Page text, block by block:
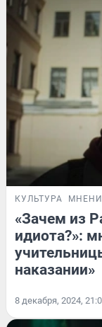
КУЛЬТУРА
«Зачем из
идиота?»:
наказании»
8 декабря, 2024,